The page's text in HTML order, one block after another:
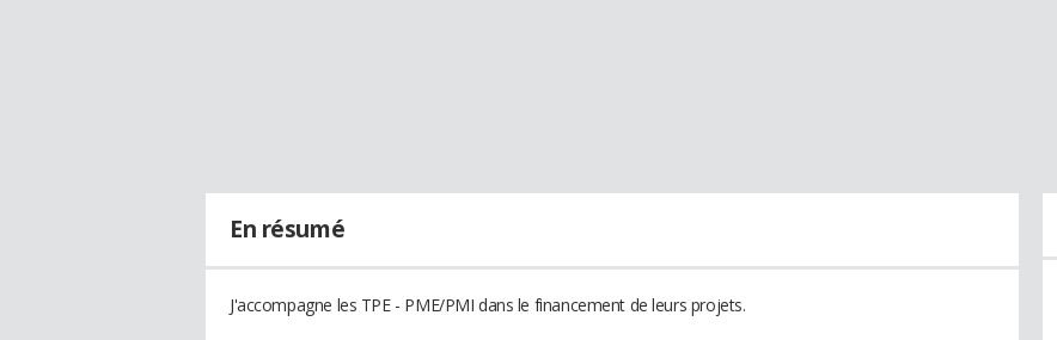
En résumé
J'accompagne les TPE - PME/PMI dans le financement de leurs projets.